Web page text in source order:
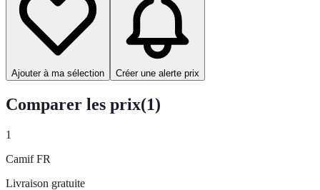
Ajouter à ma sélection Créer une alerte prix
Comparer les prix(1)
1
Camif FR
Livraison gratuite